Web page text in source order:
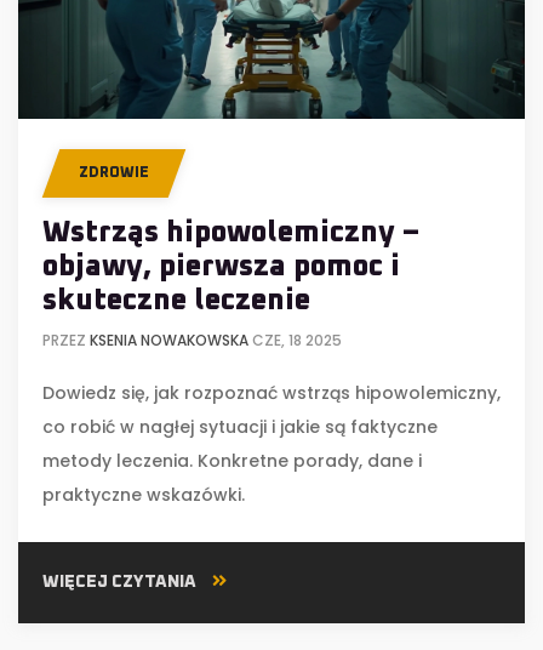
ZDROWIE
Wstrząs hipowolemiczny –
objawy, pierwsza pomoc i
skuteczne leczenie
PRZEZ KSENIA NOWAKOWSKACZE, 18 2025
Dowiedz się, jak rozpoznać wstrząs hipowolemiczny,
co robić w nagłej sytuacji i jakie są faktyczne
metody leczenia. Konkretne porady, dane i
praktyczne wskazówki.
WIĘCEJ CZYTANIA